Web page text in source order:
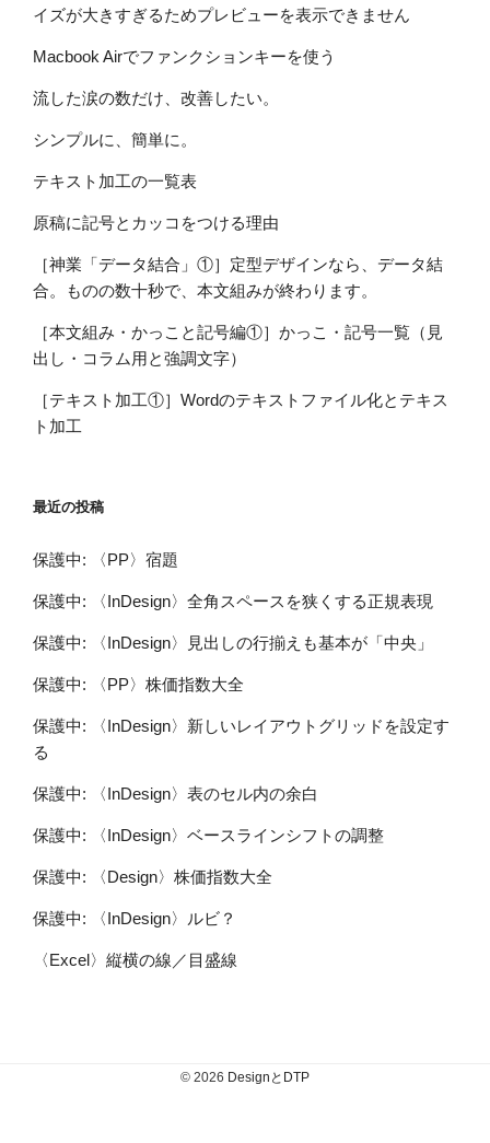
イズが大きすぎるためプレビューを表示できません
Macbook Airでファンクションキーを使う
流した涙の数だけ、改善したい。
シンプルに、簡単に。
テキスト加工の一覧表
原稿に記号とカッコをつける理由
［神業「データ結合」①］定型デザインなら、データ結
合。ものの数十秒で、本文組みが終わります。
［本文組み・かっこと記号編①］かっこ・記号一覧（見
出し・コラム用と強調文字）
［テキスト加工①］Wordのテキストファイル化とテキス
ト加工
最近の投稿
保護中: 〈PP〉宿題
保護中: 〈InDesign〉全角スペースを狭くする正規表現
保護中: 〈InDesign〉見出しの行揃えも基本が「中央」
保護中: 〈PP〉株価指数大全
保護中: 〈InDesign〉新しいレイアウトグリッドを設定す
る
保護中: 〈InDesign〉表のセル内の余白
保護中: 〈InDesign〉ベースラインシフトの調整
保護中: 〈Design〉株価指数大全
保護中: 〈InDesign〉ルビ？
〈Excel〉縦横の線／目盛線
© 2026 DesignとDTP